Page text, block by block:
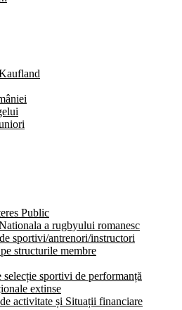
Public
a rugbyului romanesc
sportivi/antrenori/instructori
structurile membre
sportivi de performanță
extinse
activitate și Situații financiare